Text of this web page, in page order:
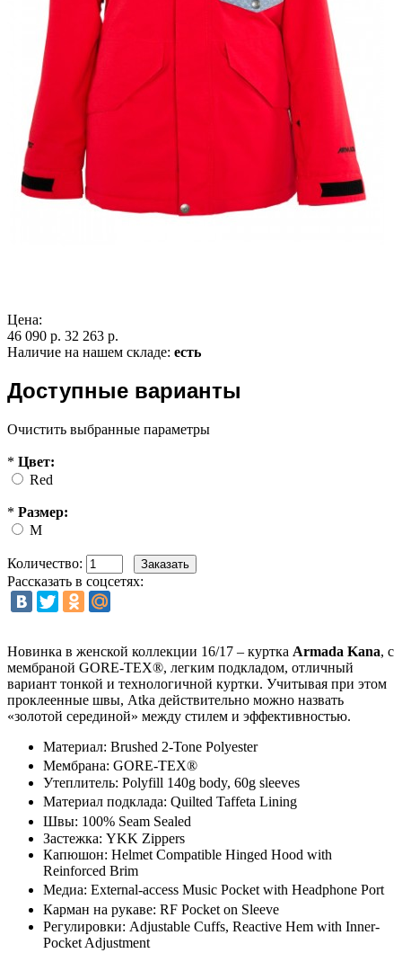
Цена:
46 090 р. 32 263 р.
Наличие на нашем складе: есть
Доступные варианты
Очистить выбранные параметры
* Цвет:
Red
* Размер:
M
Количество:
Рассказать в соцсетях:
Новинка в женской коллекции 16/17 – куртка Armada Kana, с
мембраной GORE-TEX®, легким подкладом, отличный
вариант тонкой и технологичной куртки. Учитывая при этом
проклеенные швы, Atka действительно можно назвать
«золотой серединой» между стилем и эффективностью.
Материал: Brushed 2-Tone Polyester
Мембрана: GORE-TEX®
Утеплитель: Polyfill 140g body, 60g sleeves
Материал подклада: Quilted Taffeta Lining
Швы: 100% Seam Sealed
Застежка: YKK Zippers
Капюшон: Helmet Compatible Hinged Hood with
Reinforced Brim
Медиа: External-access Music Pocket with Headphone Port
Карман на рукаве: RF Pocket on Sleeve
Регулировки: Adjustable Cuffs, Reactive Hem with Inner-
Pocket Adjustment